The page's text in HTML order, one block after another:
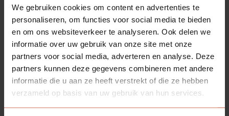
We gebruiken cookies om content en advertenties te
personaliseren, om functies voor social media te bieden
en om ons websiteverkeer te analyseren. Ook delen we
informatie over uw gebruik van onze site met onze
partners voor social media, adverteren en analyse. Deze
partners kunnen deze gegevens combineren met andere
informatie die u aan ze heeft verstrekt of die ze hebben
verzameld op basis van uw gebruik van hun services.